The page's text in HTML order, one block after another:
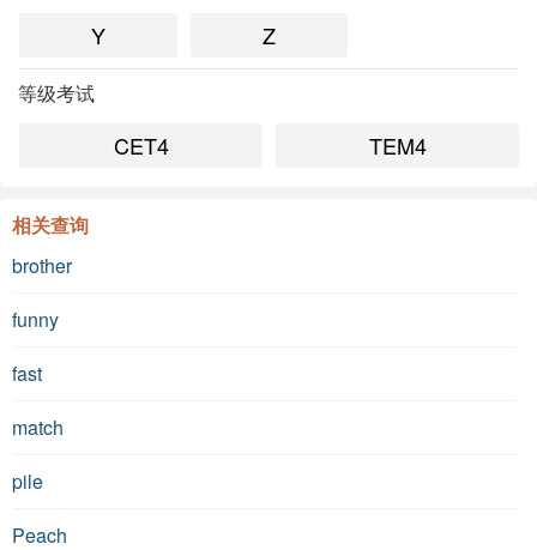
Y Z
等级考试
CET4 TEM4
相关查询
brother
funny
fast
match
pile
Peach